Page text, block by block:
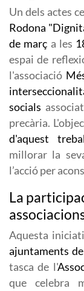
Un dels actes
Rodona
de març a les
espai de
l'associació
socials
precària.
d'aquest
millorar la
l’acció per
La
Aquesta
ajuntaments
tasca de l'
que celebra